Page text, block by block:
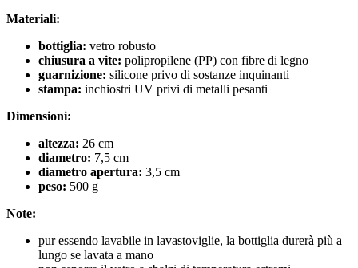
Materiali:
bottiglia: vetro robusto
chiusura a vite: polipropilene (PP) con fibre di legno
guarnizione: silicone privo di sostanze inquinanti
stampa: inchiostri UV privi di metalli pesanti
Dimensioni:
altezza: 26 cm
diametro: 7,5 cm
diametro apertura: 3,5 cm
peso: 500 g
Note:
pur essendo lavabile in lavastoviglie, la bottiglia durerà più a
lungo se lavata a mano